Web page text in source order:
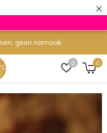
×
0 0
Eigen atelier: wij maken veel